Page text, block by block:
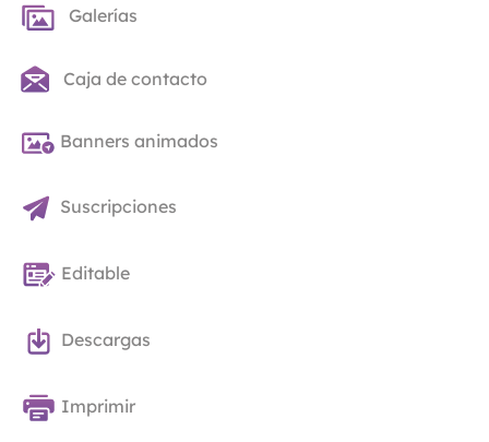
Galerías
Caja de contacto
Banners animados
Suscripciones
Editable
Descargas
Imprimir